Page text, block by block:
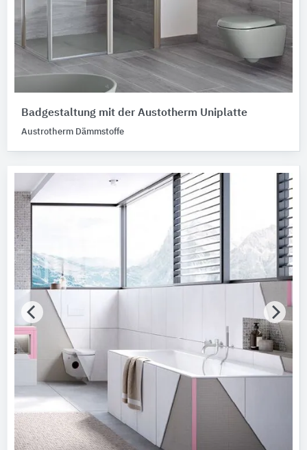
Badgestaltung mit der Austotherm Uniplatte
Austrotherm Dämmstoffe